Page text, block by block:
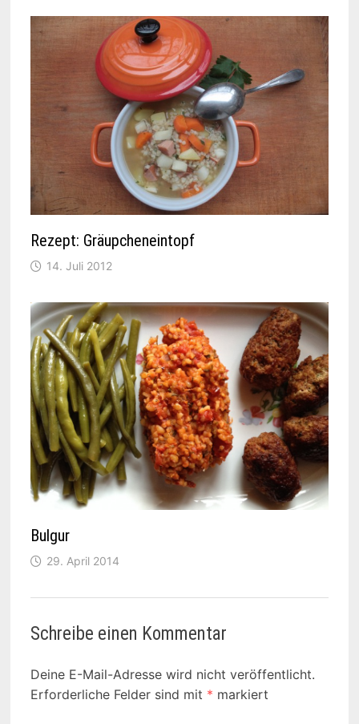
Rezept: Gräupcheneintopf
14. Juli 2012
Bulgur
29. April 2014
Schreibe einen Kommentar
Deine E-Mail-Adresse wird nicht veröffentlicht.
Erforderliche Felder sind mit * markiert